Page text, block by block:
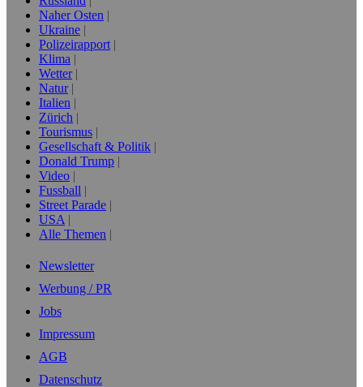
Naher Osten
Ukraine
Polizeirapport
Klima
Wetter
Natur
Italien
Zürich
Tourismus
Gesellschaft & Politik
Donald Trump
Video
Fussball
Street Parade
USA
Alle Themen
Newsletter
Werbung / PR
Jobs
Impressum
AGB
Datenschutz